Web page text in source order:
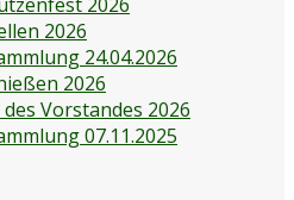
2026
24.04.2026
2026
Vorstandes 2026
07.11.2025